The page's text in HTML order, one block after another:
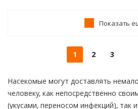
Показать
1 2 3
Насекомые могут доставлять
человеку, как непосредственно
(укусами, переносом инфекций), так